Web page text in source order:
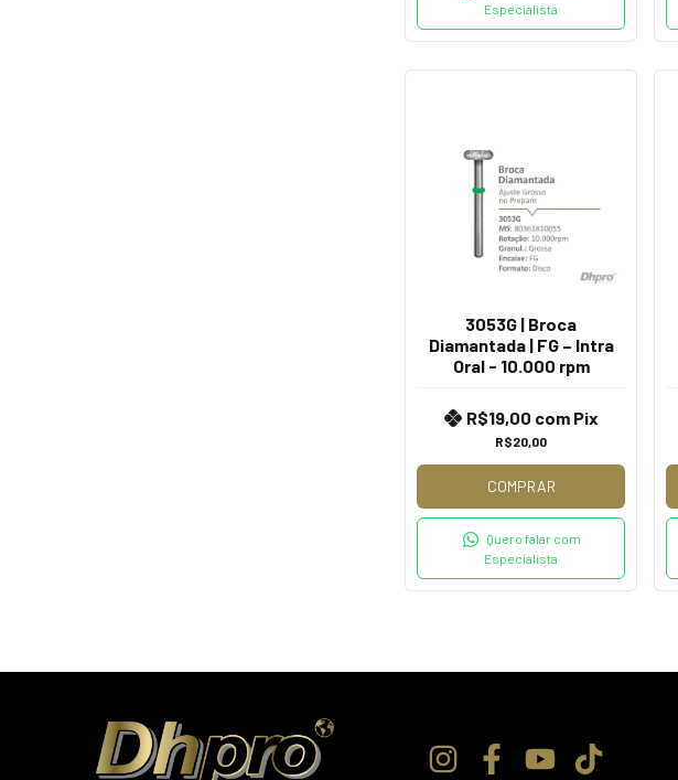
Especialista
3053G | Broca
Diamantada | FG – Intra
Oral - 10.000 rpm
R$20,00
R$19,00 com Pix
COMPRAR
Quero falar com
Especialista